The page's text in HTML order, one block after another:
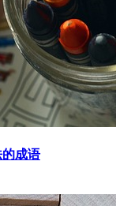
成语